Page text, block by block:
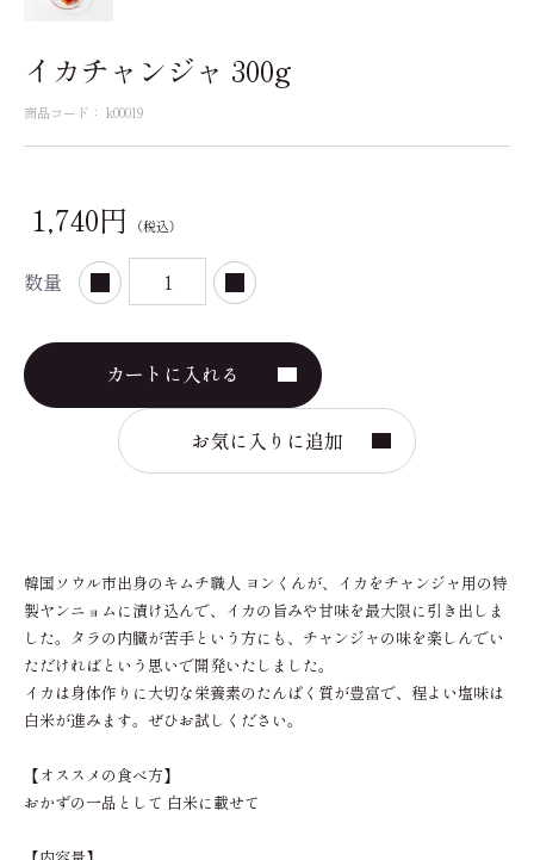
イカチャンジャ 300g
商品コード： k00019
1,740円 （税込）
数量
カートに入れる
お気に入りに追加
韓国ソウル市出身のキムチ職人 ヨンくんが、イカをチャンジャ用の特
製ヤンニョムに漬け込んで、イカの旨みや甘味を最大限に引き出しま
した。タラの内臓が苦手という方にも、チャンジャの味を楽しんでい
ただければという思いで開発いたしました。
イカは身体作りに大切な栄養素のたんぱく質が豊富で、程よい塩味は
白米が進みます。ぜひお試しください。
【オススメの食べ方】
おかずの一品として 白米に載せて